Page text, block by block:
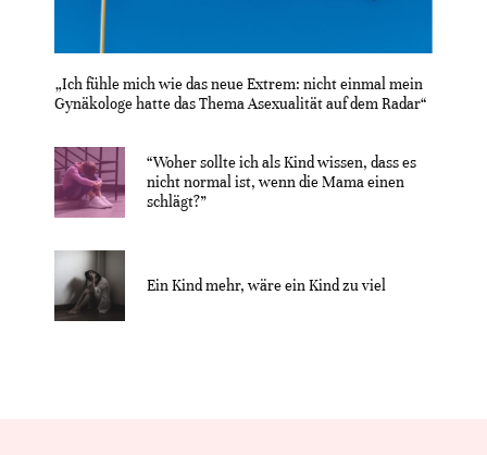
„Ich fühle mich wie das neue Extrem: nicht einmal mein
Gynäkologe hatte das Thema Asexualität auf dem Radar“
“Woher sollte ich als Kind wissen, dass es
nicht normal ist, wenn die Mama einen
schlägt?”
Ein Kind mehr, wäre ein Kind zu viel